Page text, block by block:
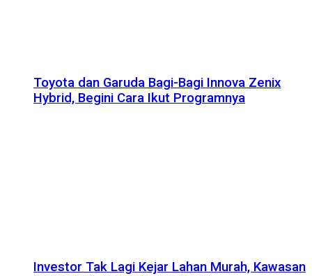
Toyota dan Garuda Bagi-Bagi Innova Zenix
Hybrid, Begini Cara Ikut Programnya
Investor Tak Lagi Kejar Lahan Murah, Kawasan